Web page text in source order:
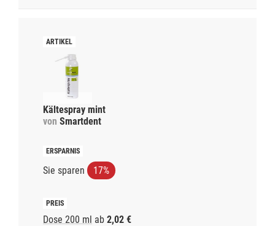
Kältespray mint
von Smartdent
Sie sparen 17%
Dose 200 ml ab 2,02 €